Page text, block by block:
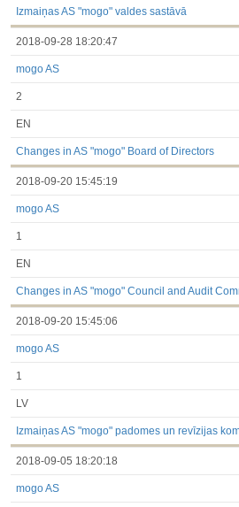
Izmaiņas AS "mogo" valdes sastāvā
2018-09-28 18:20:47
mogo AS
2
EN
Changes in AS "mogo" Board of Directors
2018-09-20 15:45:19
mogo AS
1
EN
Changes in AS "mogo" Council and Audit
2018-09-20 15:45:06
mogo AS
1
LV
Izmaiņas AS "mogo" padomes un revīzijas
2018-09-05 18:20:18
mogo AS